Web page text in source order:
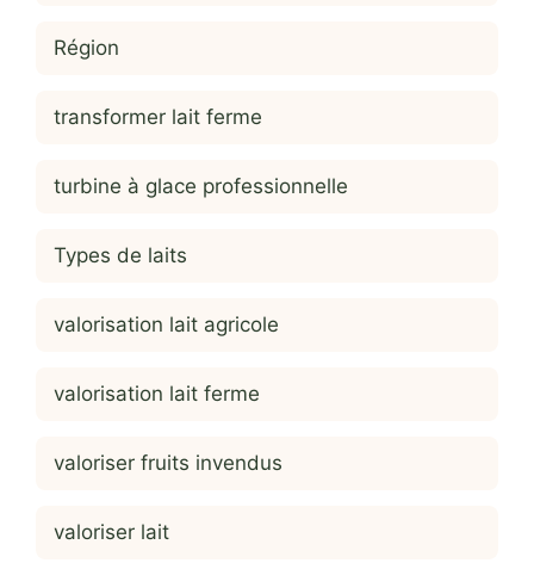
Région
transformer lait ferme
turbine à glace professionnelle
Types de laits
valorisation lait agricole
valorisation lait ferme
valoriser fruits invendus
valoriser lait